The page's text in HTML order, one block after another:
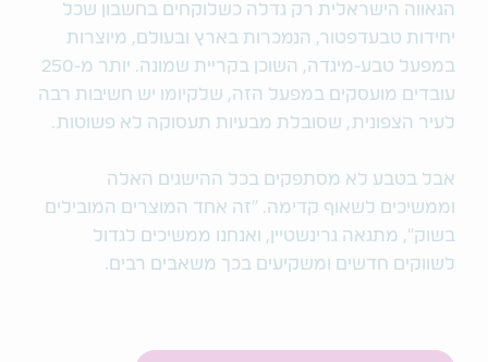
הגאווה הישראלית רק גדלה כשלוקחים בחשבון שכל
יחידות טבעדפטור, הנמכרות בארץ ובעולם, מיוצרות
במפעל טבע-מיגדה, השוכן בקריית שמונה. יותר מ-250
עובדים מועסקים במפעל הזה, שלקיומו יש חשיבות רבה
לעיר הצפונית, שסובלת מבעיות תעסוקה לא פשוטות.
אבל בטבע לא מסתפקים בכל ההישגים האלה
וממשיכים לשאוף קדימה. "זה אחד המוצרים המובילים
בשוק", מתגאה גרינשטיין, ואנחנו ממשיכים לגדול
לשווקים חדשים ומשקיעים בכך משאבים רבים.